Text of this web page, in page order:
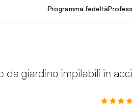
Programma fedeltà
da giardino impilabili in